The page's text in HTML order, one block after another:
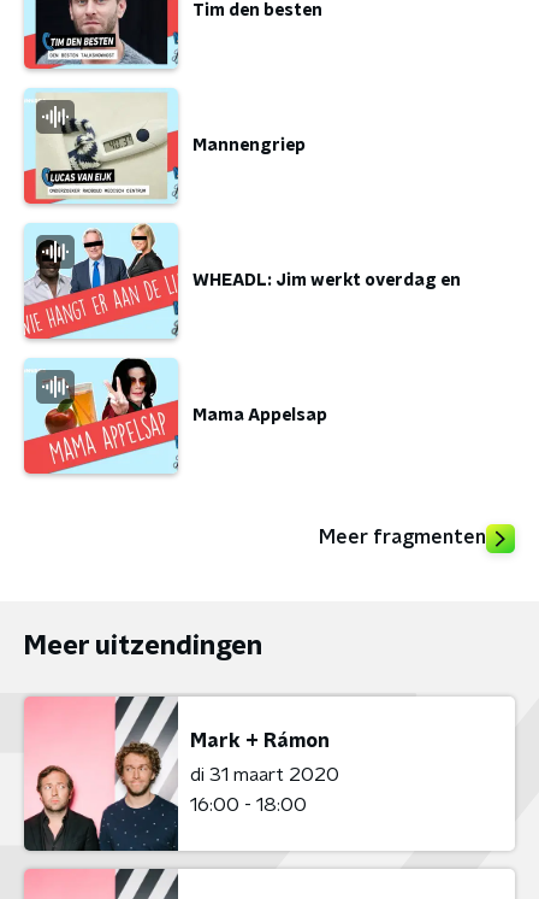
Tim den besten
Mannengriep
WHEADL: Jim werkt overdag en
Mama Appelsap
Meer fragmenten
Meer uitzendingen
Mark + Rámon
di 31 maart 2020
16:00 - 18:00